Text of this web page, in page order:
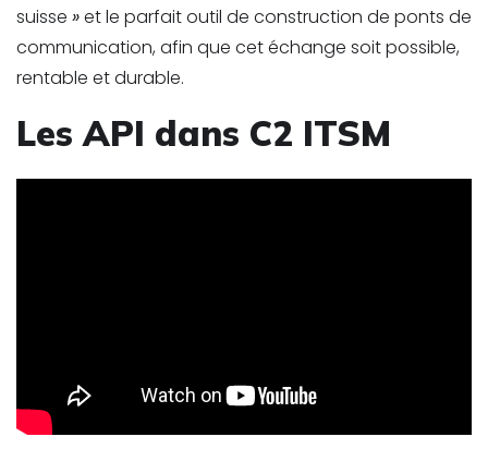
suisse »et le parfait outil de construction de ponts de
communication, afin que cet échange soit possible,
rentable et durable.
Les API dans C2 ITSM